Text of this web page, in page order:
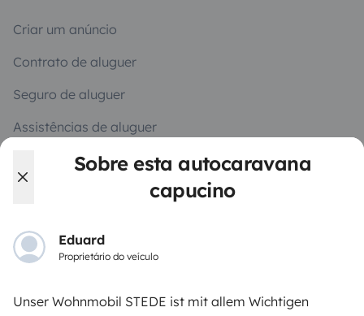
Sobre esta autocaravana
capucino
Eduard
Proprietário do veículo
Unser Wohnmobil STEDE ist mit allem Wichtigen
Criar um anúncio
Contrato de aluguer
Seguro de aluguer
Assistências de aluguer
Ajuda proprietário
Modos de pagamento seguros
Pagamento em prestações